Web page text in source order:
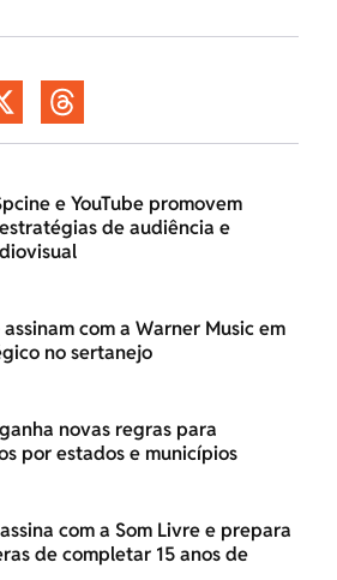
e YouTube promovem
de audiência e
com a Warner Music em
no sertanejo
novas regras para
por estados e municípios
com a Som Livre e prepara
de completar 15 anos de